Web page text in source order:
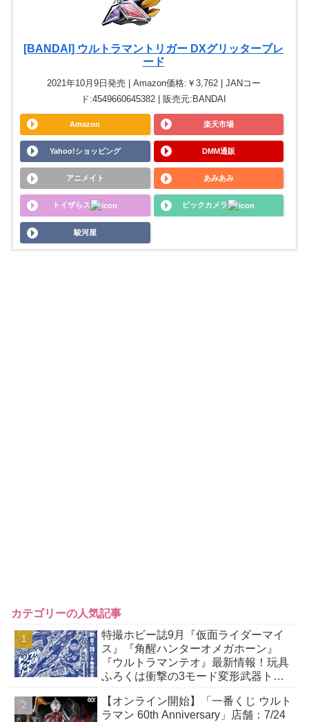
[BANDAI] ウルトラマントリガー DXグリッターブレ
ード
2021年10月9日発売 | Amazon価格:￥3,762 | JANコー
ド:4549660645382 | 販売元:BANDAI
Amazon 楽天市場
Yahoo!ショッピング DMM通販
アニメイト あみあみ
トイザらス ビックカメラ
駿河屋
カテゴリーの人気記事
特撮ホビー誌9月『仮面ライダーマイ
ス』『角醒ハンターオメガホーン』
『ウルトラマンテオ』最新情報！玩具
ふろくは衝撃の3モード変形武器トリ
【オンライン開始】「一番くじ ウルト
ラマン 60th Anniversary」店舗：7/24